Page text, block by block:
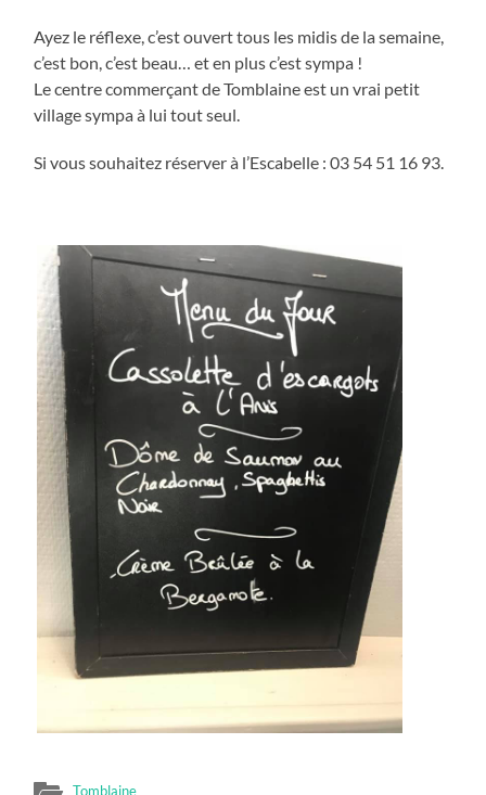
Ayez le réflexe, c’est ouvert tous les midis de la semaine,
c’est bon, c’est beau… et en plus c’est sympa !
Le centre commerçant de Tomblaine est un vrai petit
village sympa à lui tout seul.
Si vous souhaitez réserver à l’Escabelle : 03 54 51 16 93.
Tomblaine